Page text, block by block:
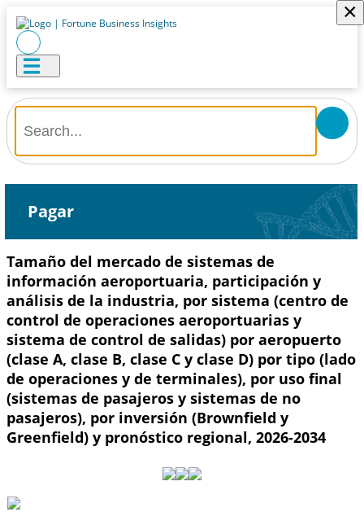
×
Pagar
Tamaño del mercado de sistemas de
información aeroportuaria, participación y
análisis de la industria, por sistema (centro de
control de operaciones aeroportuarias y
sistema de control de salidas) por aeropuerto
(clase A, clase B, clase C y clase D) por tipo (lado
de operaciones y de terminales), por uso final
(sistemas de pasajeros y sistemas de no
pasajeros), por inversión (Brownfield y
Greenfield) y pronóstico regional, 2026-2034